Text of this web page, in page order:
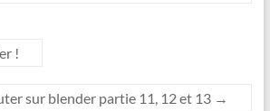
!
sur blender partie 11, 12 et 13 →